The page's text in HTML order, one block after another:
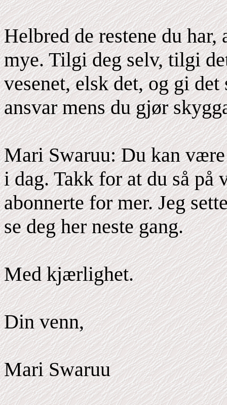
Helbred de restene du har,
mye. Tilgi deg selv, tilgi
vesenet, elsk det, og gi
ansvar mens du gjør
Mari Swaruu: Du kan være
i dag. Takk for at du så
abonnerte for mer. Jeg
se deg her neste gang.
Med kjærlighet.
Din venn,
Mari Swaruu